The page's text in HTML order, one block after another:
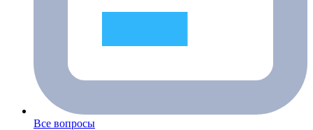
Все вопросы